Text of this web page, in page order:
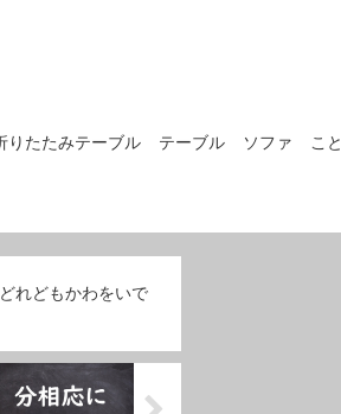
りたたみテーブル テーブル ソファ
こと
れどもかわをいで